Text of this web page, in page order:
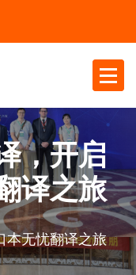
，开启
译之旅
本无忧翻译之旅